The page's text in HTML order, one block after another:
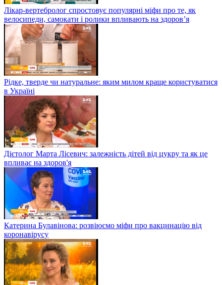
Лікар-вертебролог спростовує популярні міфи про те, як
велосипеди, самокати і ролики впливають на здоров’я
Рідке, тверде чи натуральне: яким милом краще користуватися
в Україні
Дієтолог Марта Лісевич: залежність дітей від цукру та як це
впливає на здоров'я
Катерина Булавінова: розвіюємо міфи про вакцинацію від
коронавірусу